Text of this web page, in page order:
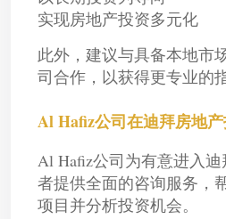
实现房地产投资多元化
此外，建议与具备本地市
司合作，以获得更专业的指
Al Hafiz公司在迪拜房地
Al Hafiz公司为有意进入
者提供全面的咨询服务，
项目并分析投资机会。